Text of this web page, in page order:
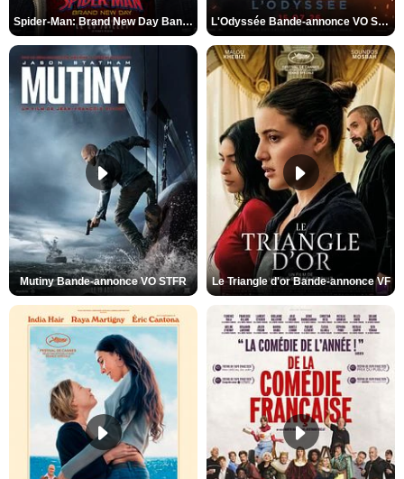
Spider-Man: Brand New Day Bande-annonce VO STFR L'Odyssée Bande-annonce VO STFR
Mutiny Bande-annonce VO STFR Le Triangle d'or Bande-annonce VF